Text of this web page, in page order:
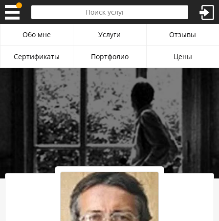
Обо мне Услуги Отзывы
Сертификаты Портфолио Цены